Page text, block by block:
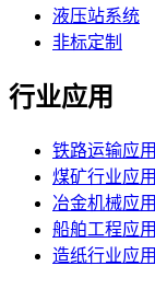
液压站系统
非标定制
行业应用
铁路运输应用
煤矿行业应用
冶金机械应用
船舶工程应用
造纸行业应用